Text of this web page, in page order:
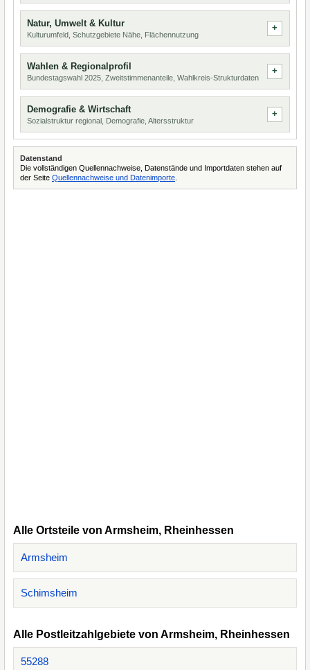
Natur, Umwelt & Kultur
Kulturumfeld, Schutzgebiete Nähe, Flächennutzung
Wahlen & Regionalprofil
Bundestagswahl 2025, Zweitstimmenanteile, Wahlkreis-Strukturdaten
Demografie & Wirtschaft
Sozialstruktur regional, Demografie, Altersstruktur
Datenstand
Die vollständigen Quellennachweise, Datenstände und Importdaten stehen auf
der Seite Quellennachweise und Datenimporte
Alle Ortsteile von Armsheim, Rheinhessen
Armsheim
Schimsheim
Alle Postleitzahlgebiete von Armsheim, Rheinhessen
55288